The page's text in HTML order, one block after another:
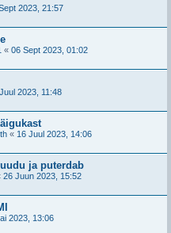
2023, 21:57
« 06 Sept 2023, 01:02
2023, 11:48
« 16 Juul 2023, 14:06
ja puterdab
26 Juun 2023, 15:52
2023, 13:06